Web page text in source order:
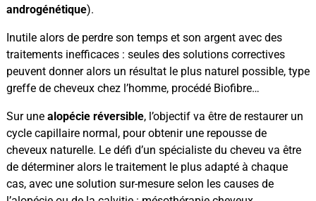
androgénétique).
Inutile alors de perdre son temps et son argent avec des
traitements inefficaces : seules des solutions correctives
peuvent donner alors un résultat le plus naturel possible, type
greffe de cheveux chez l’homme, procédé Biofibre…
Sur une alopécie réversible, l’objectif va être de restaurer un
cycle capillaire normal, pour obtenir une repousse de
cheveux naturelle. Le défi d’un spécialiste du cheveu va être
de déterminer alors le traitement le plus adapté à chaque
cas, avec une solution sur-mesure selon les causes de